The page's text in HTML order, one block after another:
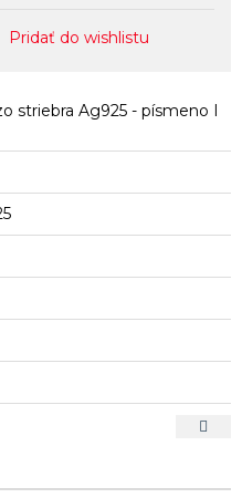
Pridať do wishlistu
striebra Ag925 - písmeno I